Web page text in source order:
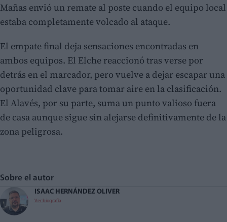
Mañas envió un remate al poste cuando el equipo local
estaba completamente volcado al ataque.
El empate final deja sensaciones encontradas en
ambos equipos. El Elche reaccionó tras verse por
detrás en el marcador, pero vuelve a dejar escapar una
oportunidad clave para tomar aire en la clasificación.
El Alavés, por su parte, suma un punto valioso fuera
de casa aunque sigue sin alejarse definitivamente de la
zona peligrosa.
Sobre el autor
ISAAC HERNÁNDEZ OLIVER
Ver biografía